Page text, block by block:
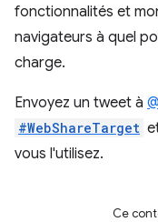
fonctionnalités et
navigateurs à quel
charge.
Envoyez un tweet à
#WebShareTarget
vous l'utilisez.
Ce